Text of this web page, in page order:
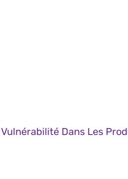
Vulnérabilité Dans Les